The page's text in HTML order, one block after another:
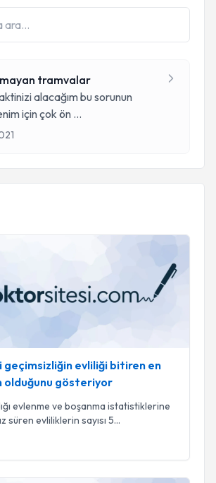
tramvalar
alacağım bu sorunun
için çok ön ...
geçimsizliğin evliliği bitiren en
olduğunu gösteriyor
evlenme ve boşanma istatistiklerine
süren evliliklerin sayısı 5...